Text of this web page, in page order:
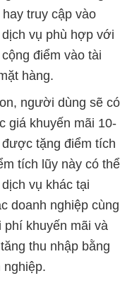
truy cập vào
vụ phù hợp với
điểm vào tài
hàng.
người dùng sẽ có
giá khuyến mãi 10-
tặng điểm tích
tích lũy này có thể
vụ khác tại
doanh nghiệp cùng
phí khuyến mãi và
thu nhập bằng
nghiệp.